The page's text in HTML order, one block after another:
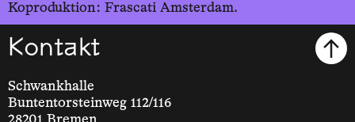
Koproduktion: Frascati Amsterdam.
Kontakt
Schwankhalle
Buntentorsteinweg 112/116